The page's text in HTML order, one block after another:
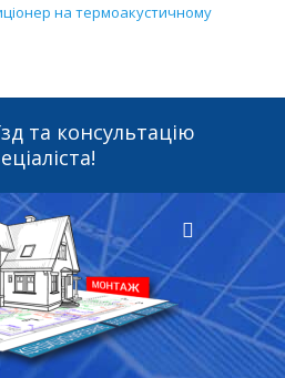
на термоакустичному
та консультацію